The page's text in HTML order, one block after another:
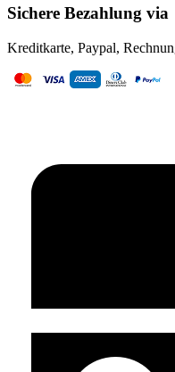
Sichere Bezahlung via
Kreditkarte, Paypal,